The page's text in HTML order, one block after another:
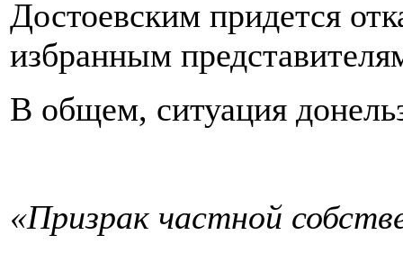
Достоевским придется
избранным
В общем, ситуация
«Призрак частной